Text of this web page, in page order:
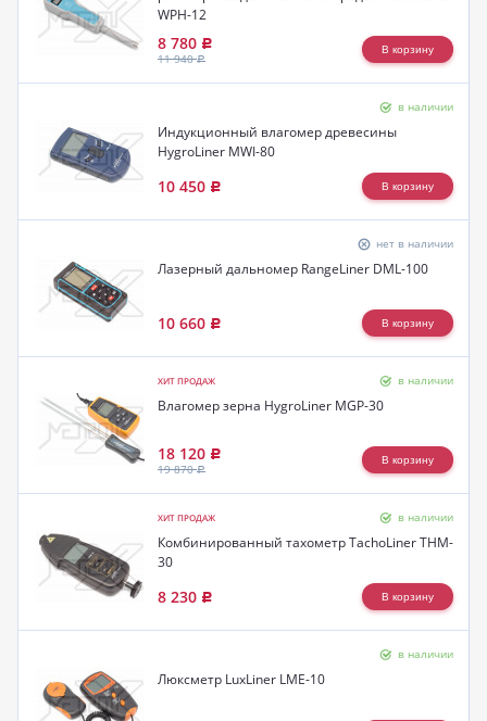
WPH-12
8 780 Р
11 940Р
в наличии
Индукционный влагомер древесины
HygroLiner MWI-80
10 450 Р
нет в наличии
Лазерный дальномер RangeLiner DML-100
10 660 Р
ХИТ ПРОДАЖ в наличии
Влагомер зерна HygroLiner MGP-30
18 120 Р
19 870Р
ХИТ ПРОДАЖ в наличии
Комбинированный тахометр TachoLiner THM-
30
8 230 Р
в наличии
Люксметр LuxLiner LME-10